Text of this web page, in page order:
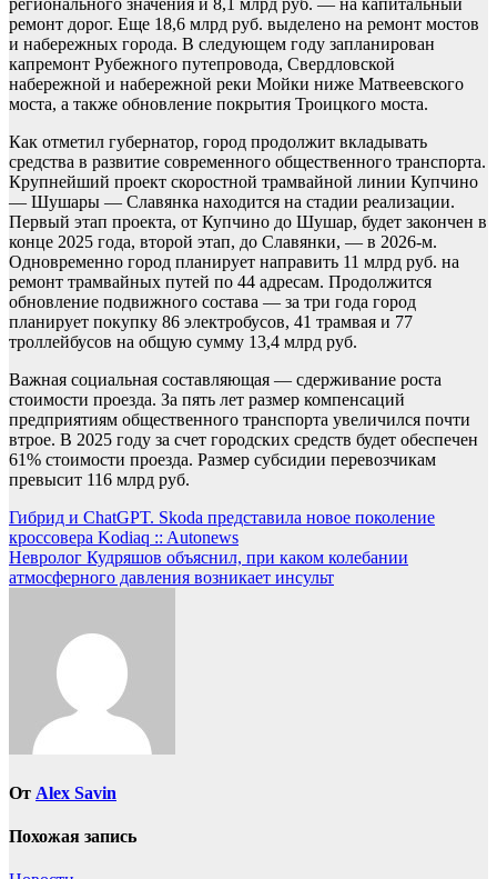
регионального значения и 8,1 млрд руб. — на капитальный
ремонт дорог. Еще 18,6 млрд руб. выделено на ремонт мостов
и набережных города. В следующем году запланирован
капремонт Рубежного путепровода, Свердловской
набережной и набережной реки Мойки ниже Матвеевского
моста, а также обновление покрытия Троицкого моста.
Как отметил губернатор, город продолжит вкладывать
средства в развитие современного общественного транспорта.
Крупнейший проект скоростной трамвайной линии Купчино
— Шушары — Славянка находится на стадии реализации.
Первый этап проекта, от Купчино до Шушар, будет закончен в
конце 2025 года, второй этап, до Славянки, — в 2026-м.
Одновременно город планирует направить 11 млрд руб. на
ремонт трамвайных путей по 44 адресам. Продолжится
обновление подвижного состава — за три года город
планирует покупку 86 электробусов, 41 трамвая и 77
троллейбусов на общую сумму 13,4 млрд руб.
Важная социальная составляющая — сдерживание роста
стоимости проезда. За пять лет размер компенсаций
предприятиям общественного транспорта увеличился почти
втрое. В 2025 году за счет городских средств будет обеспечен
61% стоимости проезда. Размер субсидии перевозчикам
превысит 116 млрд руб.
Навигация
по
записям
Гибрид и ChatGPT. Skoda представила новое поколение
кроссовера Kodiaq :: Autonews
Невролог Кудряшов объяснил, при каком колебании
атмосферного давления возникает инсульт
От Alex Savin
Похожая запись